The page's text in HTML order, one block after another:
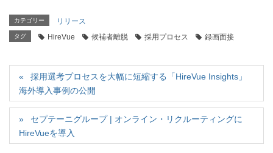
で
共
有
新
ウ
ィ
ン
ド
ウ
で
開
き
ま
す
に
は
リ
て
く
だ
さ
い
(
新
し
い
ウ
ィ
ン
(
ウ
ィ
ン
ド
ウ
で
開
き
カテゴリー リリース
タグ HireVue 候補者離脱 採用プロセス 録画面接
採用選考プロセスを大幅に短縮する「HireVue Insights」
海外導入事例の公開
セプテーニグループ | オンライン・リクルーティングに
HireVueを導入